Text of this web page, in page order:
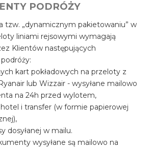
PODRÓŻY
tzw. „dynamicznym pakietowaniu” w
liniami rejsowymi wymagają
Klientów następujących
kart pokładowych na przeloty z
lub Wizzair - wysyłane mailowo
na 24h przed wylotem,
i transfer (w formie papierowej
dosyłanej w mailu.
wysyłane są mailowo na